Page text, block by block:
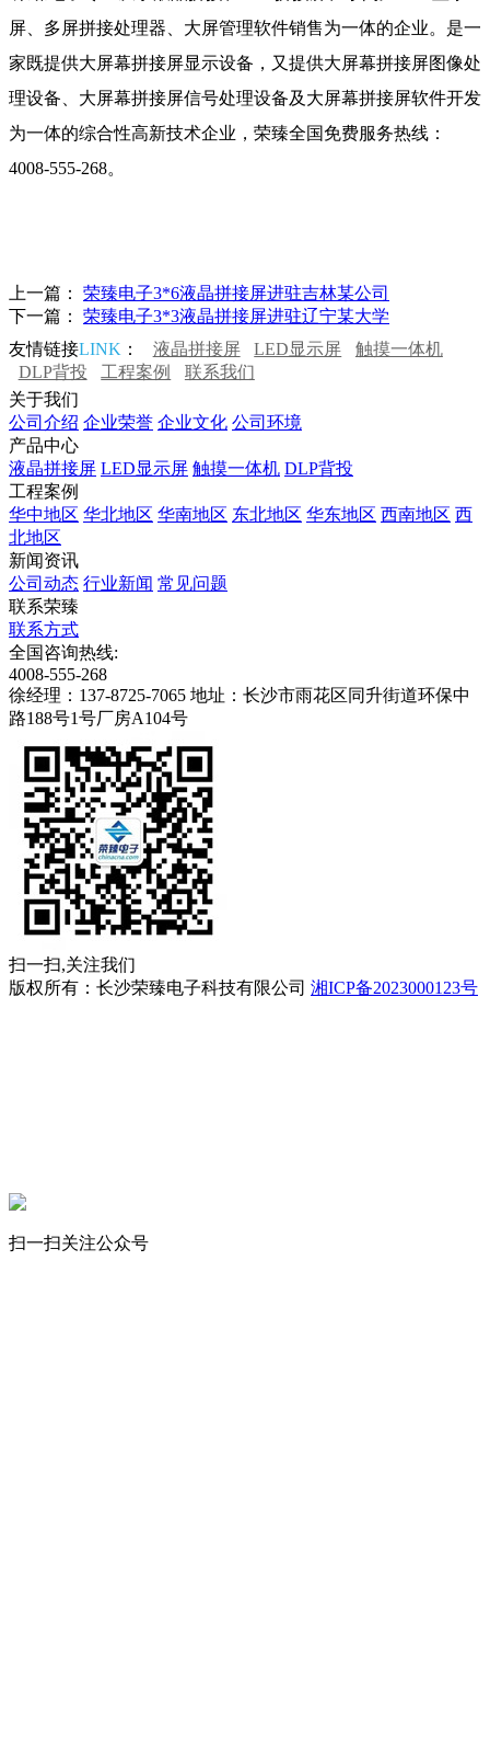
屏、多屏拼接处理器、大屏管理软件销售为一体的企业。是一
家既提供大屏幕拼接屏显示设备，又提供大屏幕拼接屏图像处
理设备、大屏幕拼接屏信号处理设备及大屏幕拼接屏软件开发
为一体的综合性高新技术企业，荣臻全国免费服务热线：
4008-555-268。
上一篇： 荣臻电子3*6液晶拼接屏进驻吉林某公司
下一篇： 荣臻电子3*3液晶拼接屏进驻辽宁某大学
友情链接LINK ： 液晶拼接屏 LED显示屏
触摸一体机
DLP背投
工程案例
联系我们
关于我们
公司介绍 企业荣誉 企业文化 公司环境
产品中心
液晶拼接屏 LED显示屏 触摸一体机 DLP背投
工程案例
华中地区 华北地区 华南地区 东北地区 华东地区 西南地区 西
北地区
新闻资讯
公司动态 行业新闻 常见问题
联系荣臻
联系方式
全国咨询热线:
4008-555-268
徐经理：137-8725-7065 地址：长沙市雨花区同升街道环保中
路188号1号厂房A104号
扫一扫,关注我们
版权所有：长沙荣臻电子科技有限公司 湘ICP备2023000123号
扫一扫关注公众号